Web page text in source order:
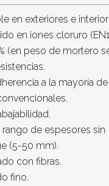
en exteriores e
en iones cloruro
(en peso de mortero
a la mayoría
de espesores sin
(5-50 mm).
con fibras.
fino.